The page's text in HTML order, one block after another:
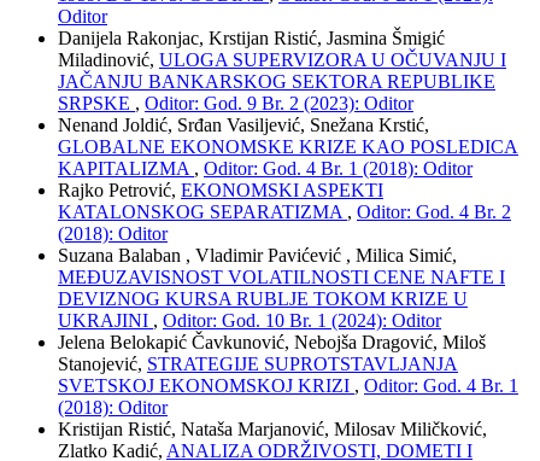
Oditor
Danijela Rakonjac, Krstijan Ristić, Jasmina Šmigić
Miladinović, ULOGA SUPERVIZORA U OČUVANJU I
JAČANJU BANKARSKOG SEKTORA REPUBLIKE
SRPSKE , Oditor: God. 9 Br. 2 (2023): Oditor
Nenand Joldić, Srđan Vasiljević, Snežana Krstić,
GLOBALNE EKONOMSKE KRIZE KAO POSLEDICA
KAPITALIZMA , Oditor: God. 4 Br. 1 (2018): Oditor
Rajko Petrović, EKONOMSKI ASPEKTI
KATALONSKOG SEPARATIZMA , Oditor: God. 4 Br. 2
(2018): Oditor
Suzana Balaban , Vladimir Pavićević , Milica Simić,
MEĐUZAVISNOST VOLATILNOSTI CENE NAFTE I
DEVIZNOG KURSA RUBLJE TOKOM KRIZE U
UKRAJINI , Oditor: God. 10 Br. 1 (2024): Oditor
Jelena Belokapić Čavkunović, Nebojša Dragović, Miloš
Stanojević, STRATEGIJE SUPROTSTAVLJANJA
SVETSKOJ EKONOMSKOJ KRIZI , Oditor: God. 4 Br. 1
(2018): Oditor
Kristijan Ristić, Nataša Marjanović, Milosav Miličković,
Zlatko Kadić, ANALIZA ODRŽIVOSTI, DOMETI I